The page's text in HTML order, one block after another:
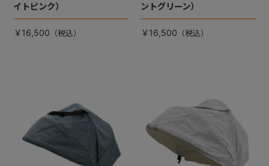
イトピンク）
￥16,500
ントグリーン）
￥16,500